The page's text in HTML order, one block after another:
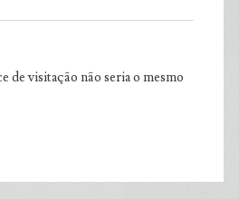
de visitação não seria o mesmo